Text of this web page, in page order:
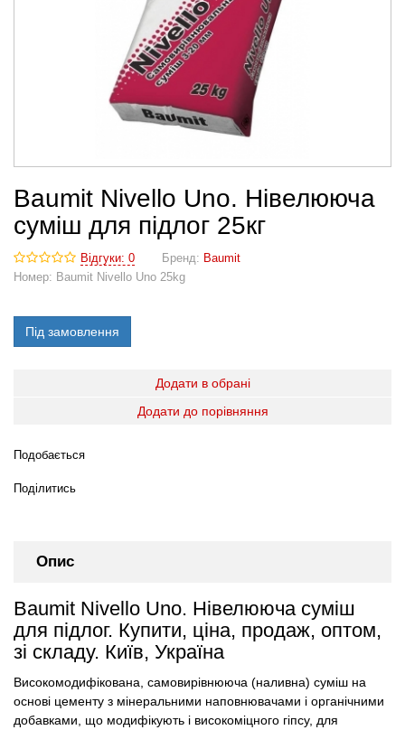
Baumit Nivello Uno. Нівелююча
суміш для підлог 25кг
Відгуки: 0 Бренд: Baumit
Номер: Baumit Nivello Uno 25kg
Під замовлення
Додати в обрані
Додати до порівняння
Подобається
Поділитись
Опис
Baumit Nivello Uno. Нівелююча суміш
для підлог. Купити, ціна, продаж, оптом,
зі складу. Київ, Україна
Високомодифікована, самовирівнююча (наливна) суміш на
основі цементу з мінеральними наповнювачами і органічними
добавками, що модифікують і високоміцного гіпсу, для